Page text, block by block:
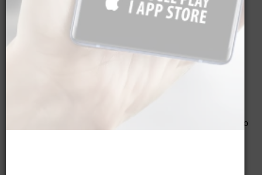
Pozorna oszczędność
W skali całej inwestycji okna stanowią niewielki procent
kosztów – średnio około 4% wartości budowy domu. To
naprawdę mało, biorąc pod uwagę ich wpływ na bilans
ryzykujesz problemy, które będą wracać każdego dnia, a to